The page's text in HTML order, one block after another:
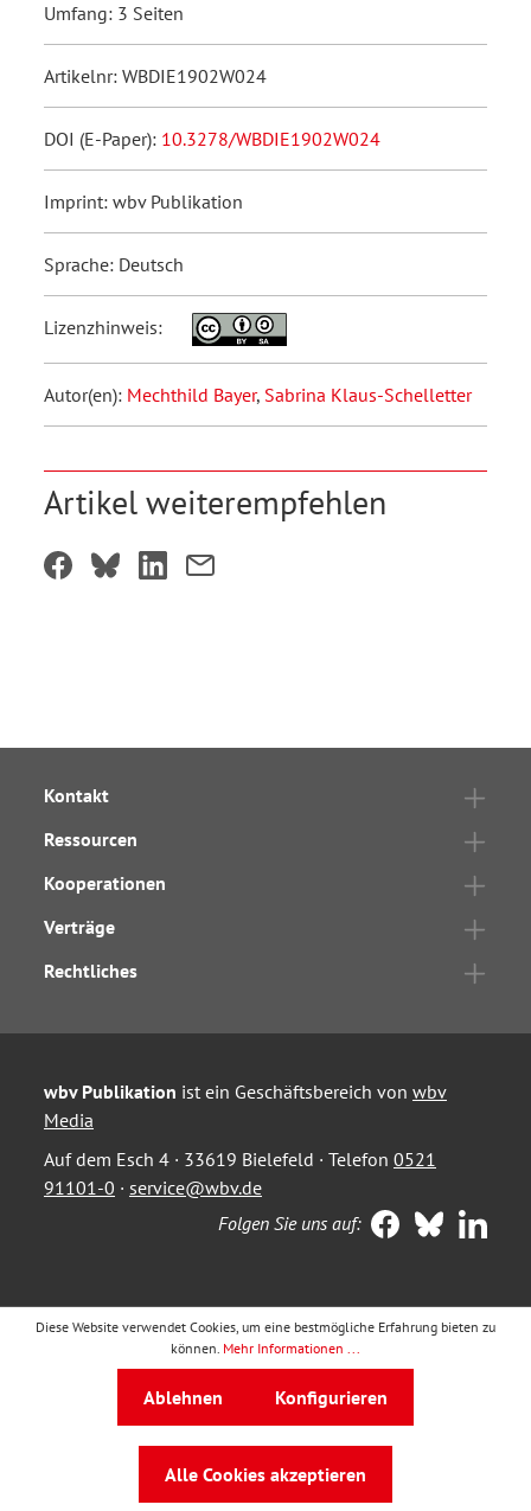
Umfang: 3 Seiten
Artikelnr: WBDIE1902W024
DOI (E-Paper): 10.3278/WBDIE1902W024
Imprint: wbv Publikation
Sprache: Deutsch
Lizenzhinweis:
Autor(en): Mechthild Bayer, Sabrina Klaus-Schelletter
Artikel weiterempfehlen
Kontakt
Ressourcen
Kooperationen
Verträge
Rechtliches
wbv Publikation ist ein Geschäftsbereich von wbv
Media
Auf dem Esch 4 · 33619 Bielefeld · Telefon 0521
91101-0 · service@wbv.de
Folgen Sie uns auf:
Diese Website verwendet Cookies, um eine bestmögliche Erfahrung bieten zu
können. Mehr Informationen ...
Ablehnen Konfigurieren
Alle Cookies akzeptieren